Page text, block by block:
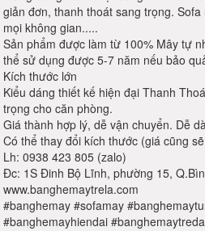
giản đơn, thanh thoát sang trọng.
mọi không gian.....
Sản phẩm được làm từ 100% Mây tự
thể sử dụng được 5-7 năm nếu bảo
Kích thước lớn
Kiểu dáng thiết kế hiện đại Thanh
trọng cho căn phòng.
Giá thành hợp lý, dễ vận chuyển. Dễ
Có thể thay đổi kích thước (giá cũng
Lh: 0938 423 805 (zalo)
Đc: 1S Đinh Bộ Lĩnh, phường 15,
www.banghemaytrela.com
#banghemay #sofamay
#banghemayhiendai